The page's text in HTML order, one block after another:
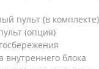
пульт (в комплекте)
(опция)
внутреннего блока